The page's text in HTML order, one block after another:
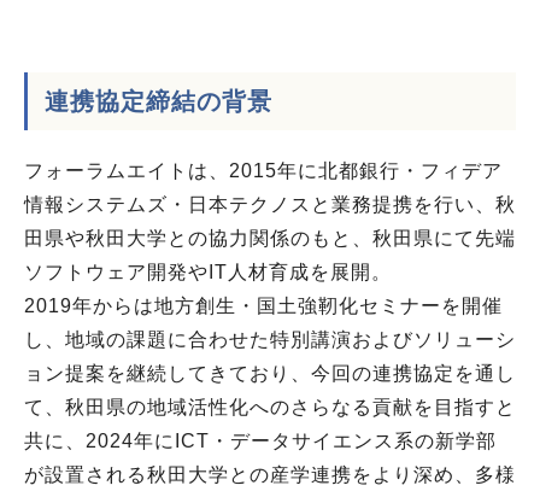
連携協定締結の背景
フォーラムエイトは、2015年に北都銀行・フィデア
情報システムズ・日本テクノスと業務提携を行い、秋
田県や秋田大学との協力関係のもと、秋田県にて先端
ソフトウェア開発やIT人材育成を展開。
2019年からは地方創生・国土強靭化セミナーを開催
し、地域の課題に合わせた特別講演およびソリューシ
ョン提案を継続してきており、今回の連携協定を通し
て、秋田県の地域活性化へのさらなる貢献を目指すと
共に、2024年にICT・データサイエンス系の新学部
が設置される秋田大学との産学連携をより深め、多様